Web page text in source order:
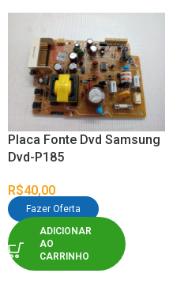
Placa Fonte Dvd Samsung
Dvd-P185
R$40,00
Fazer Oferta
ADICIONAR
AO
CARRINHO